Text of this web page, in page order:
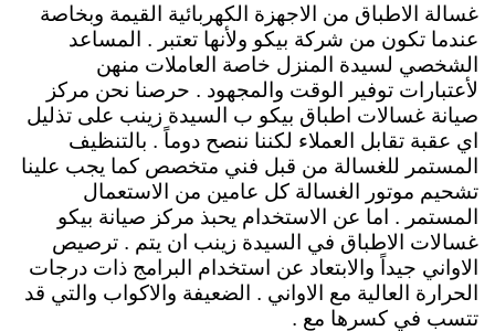
غسالة الاطباق من الاجهزة الكهربائية القيمة وبخاصة
عندما تكون من شركة بيكو ولأنها تعتبر . المساعد
الشخصي لسيدة المنزل خاصة العاملات منهن
لأعتبارات توفير الوقت والمجهود . حرصنا نحن مركز
صيانة غسالات اطباق بيكو ب السيدة زينب على تذليل
اي عقبة تقابل العملاء لكننا ننصح دوماً . بالتنظيف
المستمر للغسالة من قبل فني متخصص كما يجب علينا
تشحيم موتور الغسالة كل عامين من الاستعمال
المستمر . اما عن الاستخدام يحبذ مركز صيانة بيكو
غسالات الاطباق في السيدة زينب ان يتم . ترصيص
الاواني جيداً والابتعاد عن استخدام البرامج ذات درجات
الحرارة العالية مع الاواني . الضعيفة والاكواب والتي قد
تتسب في كسرها مع .